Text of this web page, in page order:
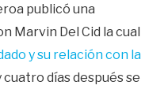
publicó una
Marvin Del Cid la cual
y su relación con la
cuatro días después se